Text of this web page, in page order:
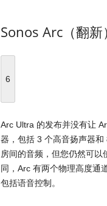
Sonos Arc（翻新）
6
Arc Ultra 的发布并没有让
器，包括 3 个高音扬声器
房间的音频，但您仍然可
同，Arc 有两个物理高度通
包括语音控制。